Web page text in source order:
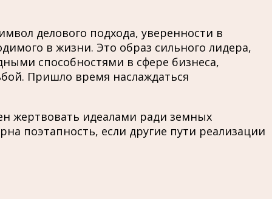
делового подхода, уверенности в
в жизни. Это образ сильного лидера,
способностями в сфере бизнеса,
Пришло время наслаждаться
жертвовать идеалами ради земных
поэтапность, если другие пути реализации